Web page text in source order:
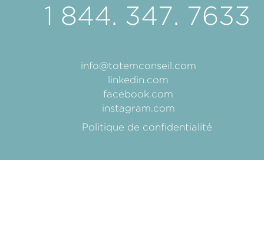
1 844. 347. 7633
info@totemconseil.com
linkedin.com
facebook.com
instagram.com
Politique de confidentialité